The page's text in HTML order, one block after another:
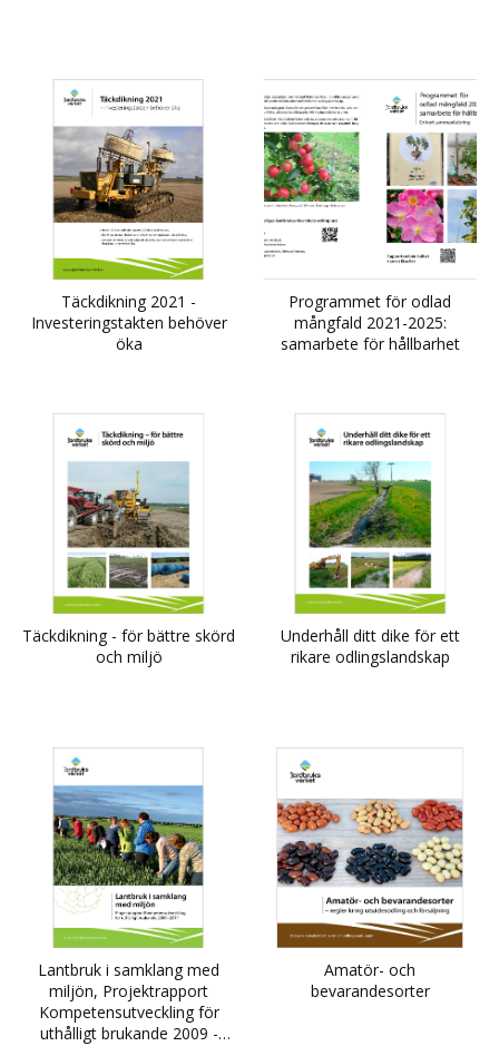
Täckdikning 2021 -
Investeringstakten behöver
öka
Programmet för odlad
mångfald 2021-2025:
samarbete för hållbarhet
Täckdikning - för bättre skörd
och miljö
Underhåll ditt dike för ett
rikare odlingslandskap
Lantbruk i samklang med
miljön, Projektrapport
Kompetensutveckling för
uthålligt brukande 2009 -
Amatör- och
bevarandesorter